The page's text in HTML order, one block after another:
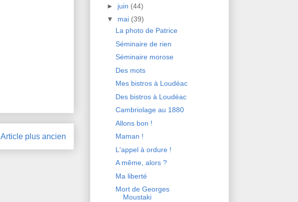
Article plus ancien
► juin (44)
▼ mai (39)
La photo de Patrice
Séminaire de rien
Séminaire morose
Des mots
Mes bistros à Loudéac
Des bistros à Loudéac
Cambriolage au 1880
Allons bon !
Maman !
L'appel à ordure !
A même, alors ?
Ma liberté
Mort de Georges
Moustaki